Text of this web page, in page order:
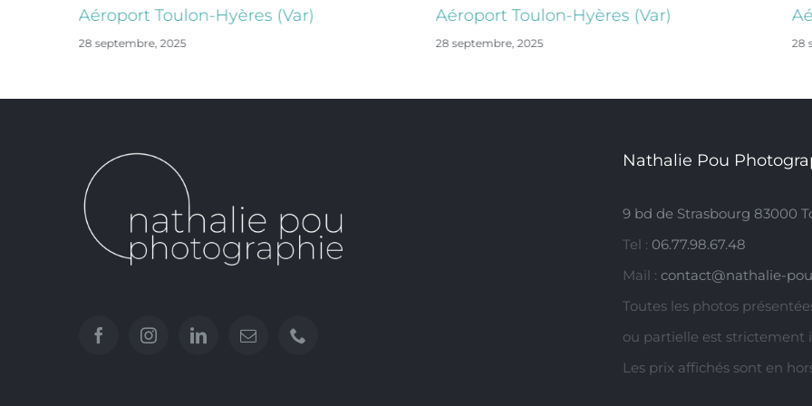
Aéroport Toulon-Hyères (Var)
28 septembre, 2025
Aéroport Toulon-Hyères (Var)
28 septembre, 2025 28
Nathalie Pou
9 bd de Strasbourg 83000
Tel : 06.77.98.67.48
Mail : contact@nathalie-
Toutes les photos
ou partielle est strictement
Les prix affichés sont en